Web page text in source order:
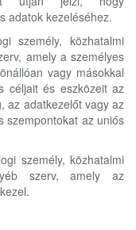
adatok kezeléséhez.
személy, közhatalmi
amely a személyes
vagy másokkal
céljait és eszközeit az
az adatkezelőt vagy az
szempontokat az uniós
személy, közhatalmi
szerv, amely az